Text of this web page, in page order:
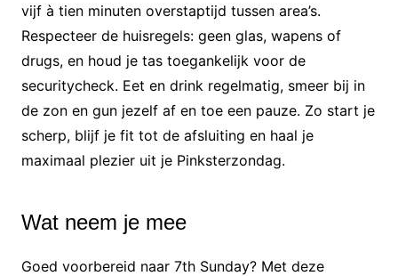
vijf à tien minuten overstaptijd tussen area’s.
Respecteer de huisregels: geen glas, wapens of
drugs, en houd je tas toegankelijk voor de
securitycheck. Eet en drink regelmatig, smeer bij in
de zon en gun jezelf af en toe een pauze. Zo start je
scherp, blijf je fit tot de afsluiting en haal je
maximaal plezier uit je Pinksterzondag.
Wat neem je mee
Goed voorbereid naar 7th Sunday? Met deze